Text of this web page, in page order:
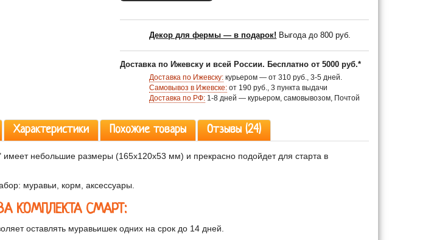
Декор для фермы — в подарок! Выгода до 800 руб.
Доставка по Ижевску и всей России. Бесплатно от 5000 руб.*
Доставка по Ижевску: курьером — от 310 руб., 3-5 дней.
Самовывоз в Ижевске: от 190 руб., 3 пункта выдачи
Доставка по РФ: 1-8 дней — курьером, самовывозом, Почтой
Характеристики Похожие товары Отзывы (24)
небольшие размеры (165х120х53 мм) и прекрасно подойдет для старта в
муравьи, корм, аксессуары.
КОМПЛЕКТА СМАРТ:
оставлять муравьишек одних на срок до 14 дней.